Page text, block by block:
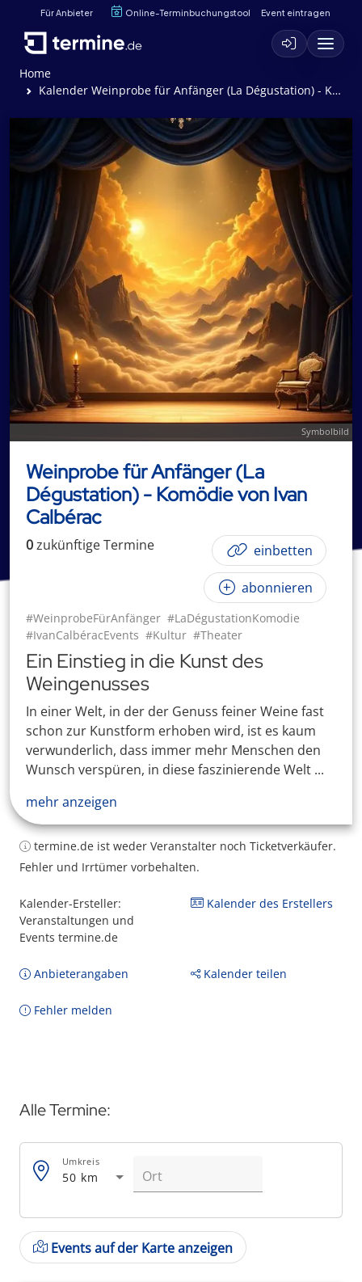
Für Anbieter Online-Terminbuchungstool Event eintragen
Home
Kalender Weinprobe für Anfänger (La Dégustation) - Komödie von Ivan Calbérac
Symbolbild
Weinprobe für Anfänger (La
Dégustation) - Komödie von Ivan
Calbérac
0zukünftigeTermine einbetten
abonnieren
#WeinprobeFürAnfänger #LaDégustationKomodie
#IvanCalbéracEvents #Kultur #Theater
Ein Einstieg in die Kunst des
Weingenusses
In einer Welt, in der der Genuss feiner Weine fast
schon zur Kunstform erhoben wird, ist es kaum
verwunderlich, dass immer mehr Menschen den
Wunsch verspüren, in diese faszinierende Welt ...
mehr anzeigen
termine.de ist weder Veranstalter noch Ticketverkäufer.
Fehler und Irrtümer vorbehalten.
Kalender-Ersteller:
Veranstaltungen und
Events termine.de
Kalender des Erstellers
Anbieterangaben Kalender teilen
Fehler melden
Alle Termine:
50 km
Umkreis
Events auf der Karte anzeigen